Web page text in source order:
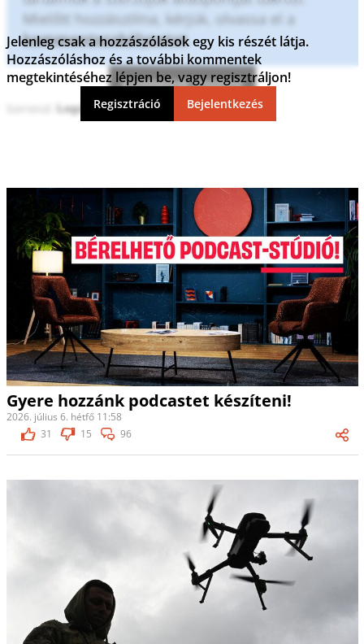
Mielőtt hozzászólna, kérjük, olvassa el a
kommentszabályzatot.
Kommentek frissítése
Jelenleg csak a hozzászólások egy kis részét látja.
Hozzászóláshoz és a további kommentek
megtekintéséhez lépjen be, vagy regisztráljon!
Regisztráció Bejelentkezés
Gyere hozzánk podcastet készíteni!
2026. július 6. hétfő 11:58
31
15 96